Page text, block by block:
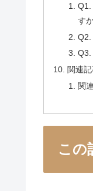
Q1.
す
Q2.
Q3.
関連
関
この